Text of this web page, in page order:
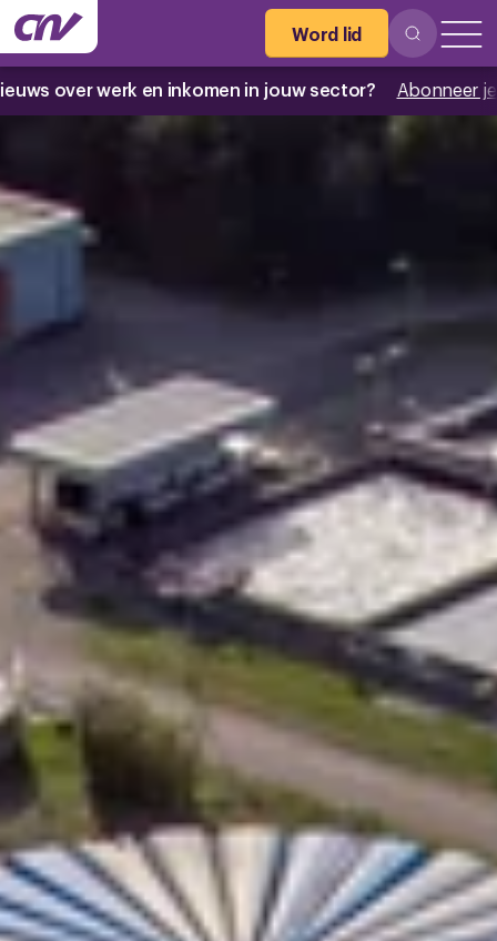
Word lid
en inkomen in jouw sector? Abonneer je nu